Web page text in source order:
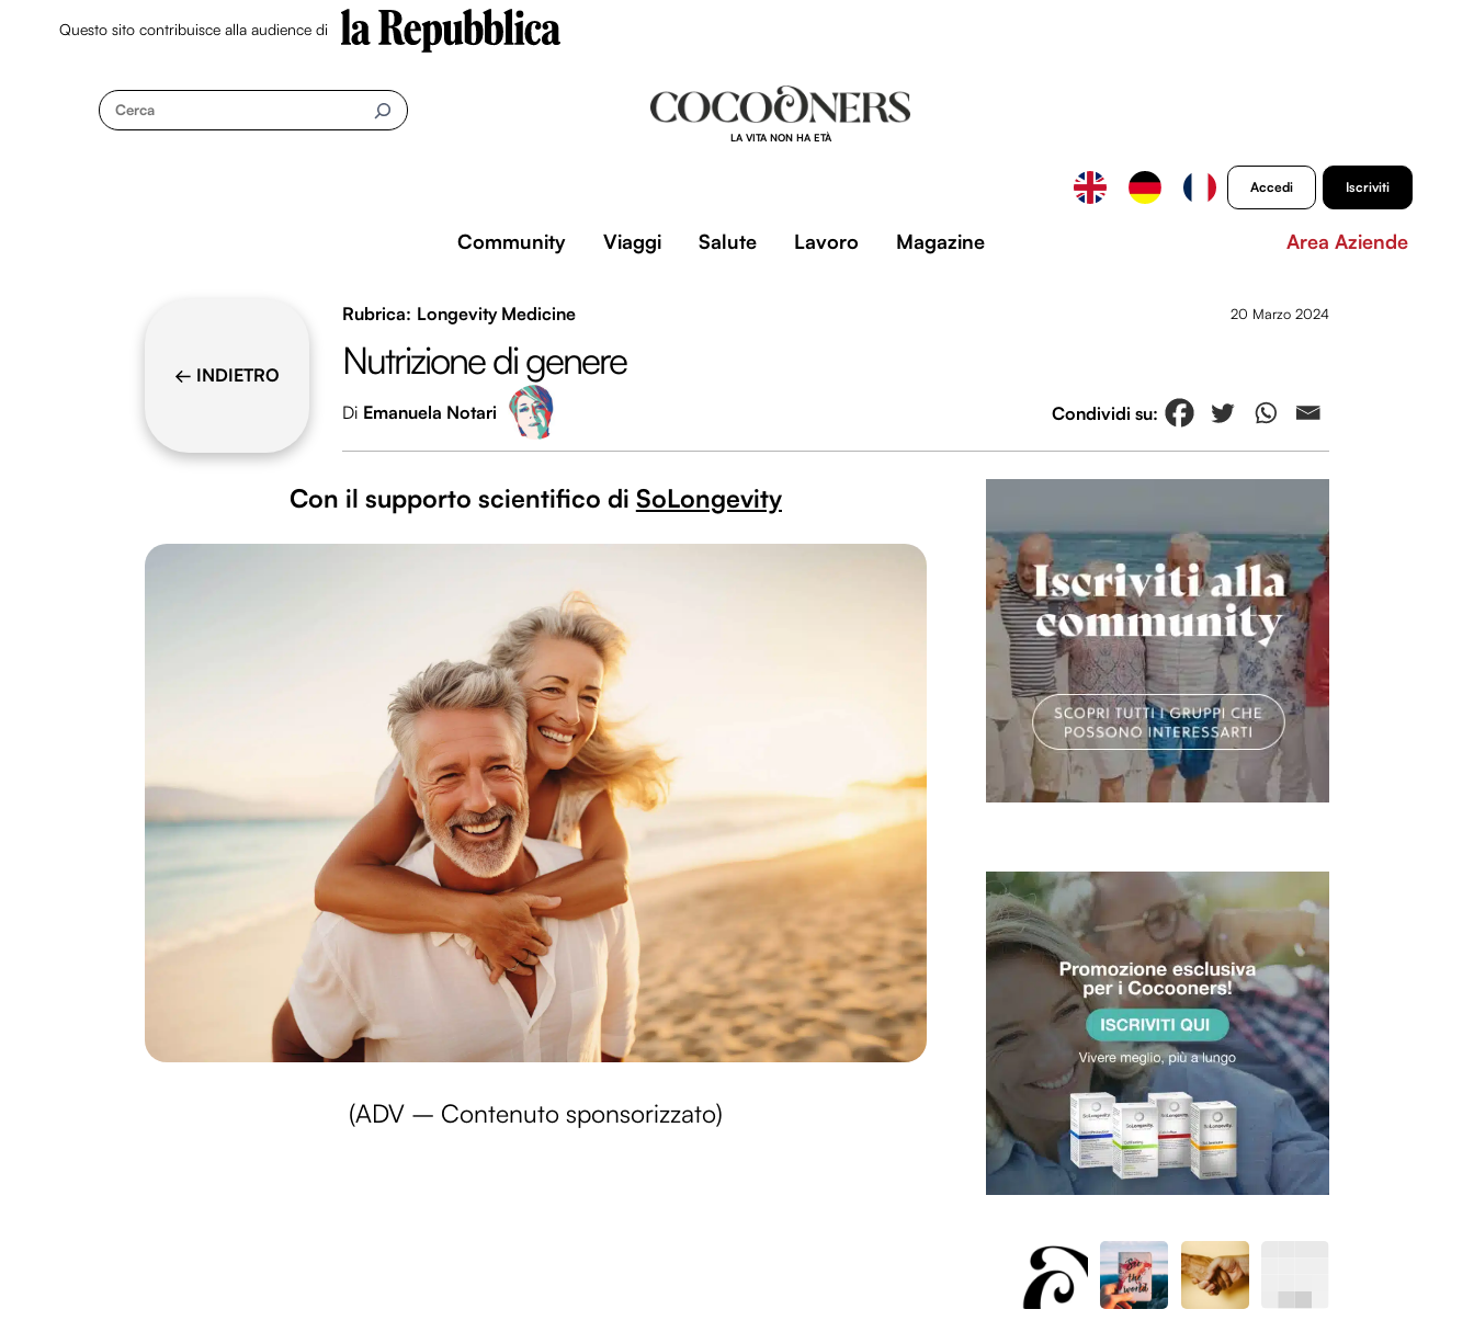
Questo sito contribuisce alla audience di
Cerca
LA VITA NON HA ETÀ
Accedi Iscriviti
Community Viaggi Salute Lavoro Magazine Area Aziende
← INDIETRO
Longevity Medicine 20 Marzo 2024
Nutrizione di genere
Di Emanuela Notari
Con il supporto scientifico di SoLongevity
(ADV – Contenuto sponsorizzato)